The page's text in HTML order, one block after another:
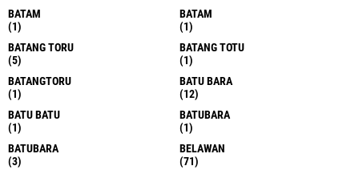
BATAM
(1)
BATAM
(1)
BATANG TORU
(5)
BATANG TOTU
(1)
BATANGTORU
(1)
BATU BARA
(12)
BATU BATU
(1)
BATUBARA
(1)
BATUBARA
(3)
BELAWAN
(71)